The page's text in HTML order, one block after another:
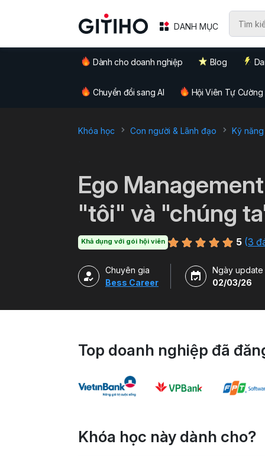
DANH MỤC
Dành cho doanh nghiệp Blog
Chuyển đổi sang AI Hội Viên Tự Cường
Khóa học Con người & Lãnh đạo Kỹ năng
Ego
"tôi" và "chúng
Khả dụng với gói hội viên 5 (3
Chuyên gia
Bess Career
Ngày update
02/03/26
Top doanh nghiệp đã
Khóa học này dành cho?